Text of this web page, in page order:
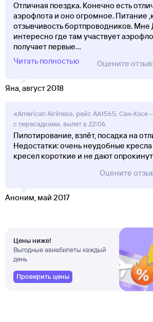
Отличная поездка. Конечно есть
аэрофлота и оно огромное. Питание
отзывчивость бортпроводников. Мне
интересно где там участвует
получает первые...
Читать полностью
Оцените отзыв:
Яна, август 2018
«American Airlines», рейс AA1565, Сан-Хосе
с пересадками, вылет в 22:06
Пилотирование, взлёт, посадка на
Недостатки: очень неудобные
кресел короткие и не дают
Оцените
Аноним, май 2017
Цены ниже!
Выгодные авиабилеты каждый
день
Проверить цены